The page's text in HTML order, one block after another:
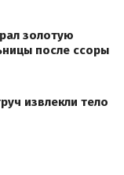
золотую
после ссоры
извлекли тело